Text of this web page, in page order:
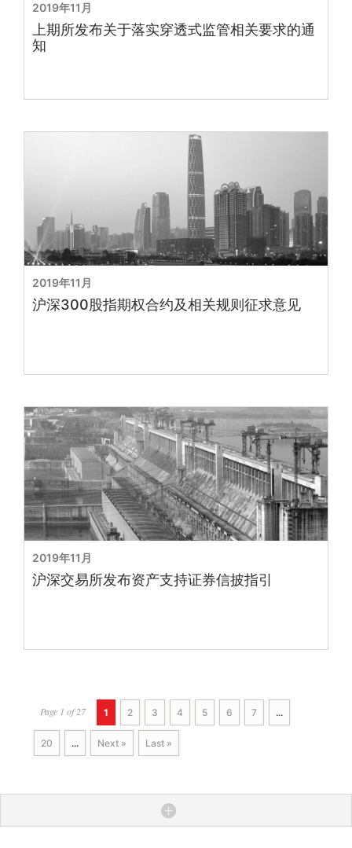
上期所发布关于落实穿透式监管相关要求的通
知
2019年11月
沪深300股指期权合约及相关规则征求意见
2019年11月
沪深交易所发布资产支持证券信披指引
2019年11月
Page 1 of 27 1 2 3 4 5 6 7 ...
20 ... Next » Last »